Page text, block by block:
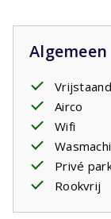
een uitgebreid
een lange
Het
slaapkamers
de derde
De
Daarnaast is er
extra comfort
die samen op
Algemeen
Vrijstaand
Airco
Wifi
Privé
Rookvrij